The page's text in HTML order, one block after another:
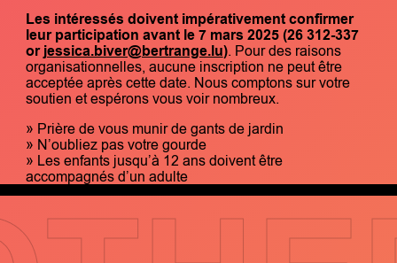
Les intéressés doivent impérativement confirmer
leur participation avant le 7 mars 2025(26 312-337
orjessica.biver@bertrange.lu). Pour des raisons
organisationnelles, aucune inscription ne peut être
acceptée après cette date. Nous comptons sur votre
soutien et espérons vous voir nombreux.
» Prière de vous munir de gants de jardin
» N’oubliez pas votre gourde
» Les enfants jusqu’à 12 ans doivent être
accompagnés d’un adulte